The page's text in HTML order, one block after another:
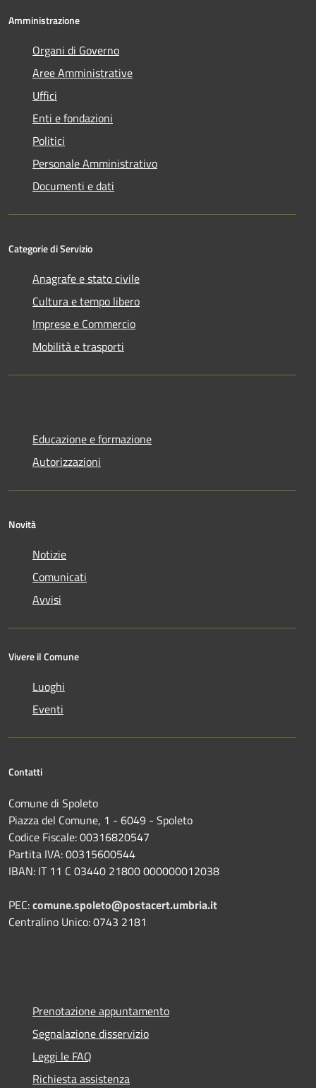
Amministrazione
Organi di Governo
Aree Amministrative
Uffici
Enti e fondazioni
Politici
Personale Amministrativo
Documenti e dati
Categorie di Servizio
Anagrafe e stato civile
Cultura e tempo libero
Imprese e Commercio
Mobilità e trasporti
Educazione e formazione
Autorizzazioni
Novità
Notizie
Comunicati
Avvisi
Vivere il Comune
Luoghi
Eventi
Contatti
Comune di Spoleto
Piazza del Comune, 1 - 6049 - Spoleto
Codice Fiscale: 00316820547
Partita IVA: 00315600544
IBAN: IT 11 C 03440 21800 000000012038
PEC:comune.spoleto@postacert.umbria.it
Centralino Unico: 0743 2181
Prenotazione appuntamento
Segnalazione disservizio
Leggi le FAQ
Richiesta assistenza